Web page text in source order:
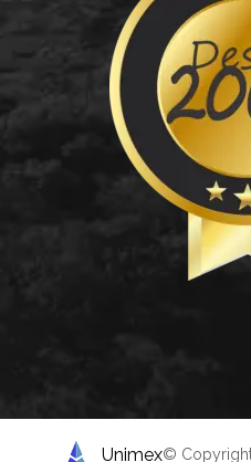
© Copyright
Unimex